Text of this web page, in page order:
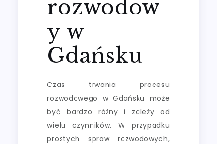
rozwodow
y w
Gdańsku
Czas trwania procesu
rozwodowego w Gdańsku może
być bardzo różny i zależy od
wielu czynników. W przypadku
prostych spraw rozwodowych,